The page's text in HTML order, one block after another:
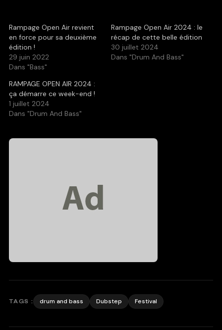
Rampage Open Air revient
en force pour sa deuxième
édition !
29 juin 2022
Dans "Bass"
Rampage Open Air 2024 : le
récap de cette belle édition
30 juillet 2024
Dans "Drum And Bass"
RAMPAGE OPEN AIR 2024 :
ça démarre ce week-end !
1 juillet 2024
Dans "Drum And Bass"
TAGS : drum and bass Dubstep Festival